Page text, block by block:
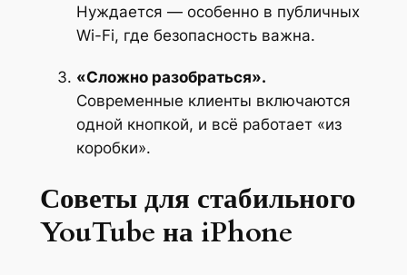
Нуждается — особенно в публичных
Wi-Fi, где безопасность важна.
«Сложно разобраться».
Современные клиенты включаются
одной кнопкой, и всё работает «из
коробки».
Советы для стабильного
YouTube на iPhone